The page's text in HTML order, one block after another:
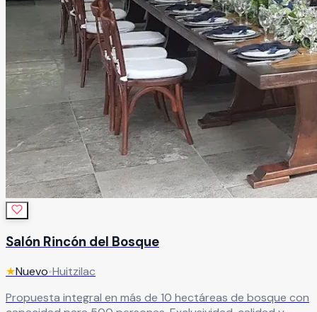
Salón Rincón del Bosque
★Nuevo•Huitzilac
Propuesta integral en más de 10 hectáreas de bosque con